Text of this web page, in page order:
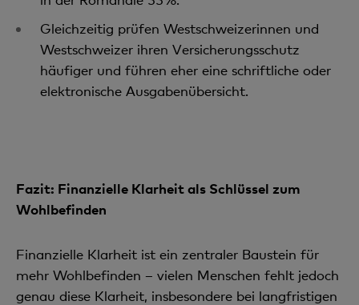
Gleichzeitig prüfen Westschweizerinnen und
Westschweizer ihren Versicherungsschutz
häufiger und führen eher eine schriftliche oder
elektronische Ausgabenübersicht.
Fazit: Finanzielle Klarheit als Schlüssel zum
Wohlbefinden
Finanzielle Klarheit ist ein zentraler Baustein für
mehr Wohlbefinden – vielen Menschen fehlt jedoch
genau diese Klarheit, insbesondere bei langfristigen